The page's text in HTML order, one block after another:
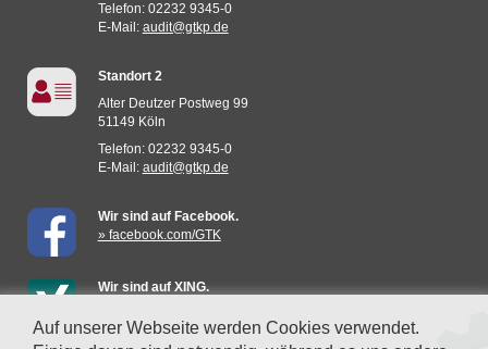
Telefon: 02232 9345-0
E-Mail: audit@gtkp.de
Standort 2
Alter Deutzer Postweg 99
51149 Köln
Telefon: 02232 9345-0
E-Mail: audit@gtkp.de
Wir sind auf Facebook.
» facebook.com/GTK
Wir sind auf XING.
Auf unserer Webseite werden Cookies verwendet.